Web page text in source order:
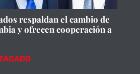
respaldan el cambio de
y ofrecen cooperación a